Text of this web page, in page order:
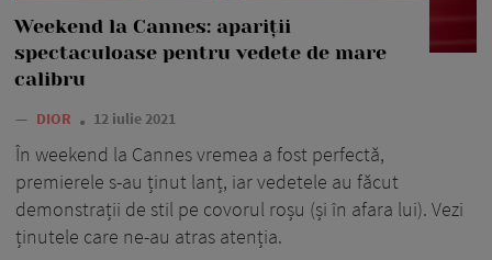
Weekend la Cannes: apariții
spectaculoase pentru vedete de mare
calibru
— DIOR 12 iulie 2021
În weekend la Cannes vremea a fost perfectă,
premierele s-au ținut lanț, iar vedetele au făcut
demonstrații de stil pe covorul roșu (și în afara lui). Vezi
ținutele care ne-au atras atenția.